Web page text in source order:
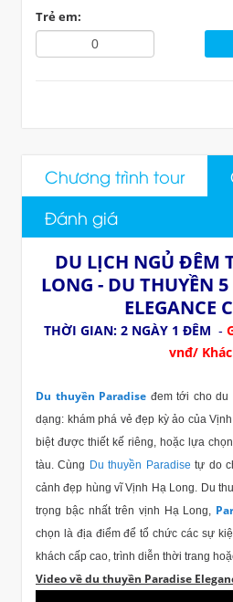
Trẻ em:
Chương trình tour
Đánh giá
DU LỊCH NGỦ ĐÊM
LONG - DU THUYỀN
ELEGANCE
THỜI GIAN: 2 NGÀY 1 ĐÊM -
vnđ/
Du thuyền Paradise đem tới cho du
dạng: khám phá vẻ đẹp kỳ ảo của
biệt được thiết kế riêng, hoặc lựa
tàu. Cùng Du thuyền Paradise tự do
cảnh đẹp hùng vĩ Vịnh Hạ Long. Du
trọng bậc nhất trên vịnh Hạ Long,
chọn là địa điểm để tổ chức các sự
khách cấp cao, trình diễn thời trang
Video về du thuyền Paradise